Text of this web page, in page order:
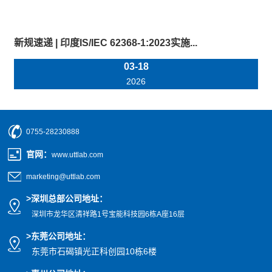
新规速递 | 印度IS/IEC 62368-1:2023实施...
03-18
2026
0755-28230888
官网：www.uttlab.com
marketing@uttlab.com
>深圳总部公司地址：
深圳市龙华区清祥路1号宝能科技园6栋A座16层
>东莞公司地址：
东莞市石碣镇光正科创园10栋6楼